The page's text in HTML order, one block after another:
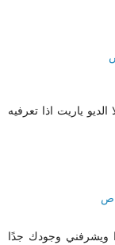
ياريت اذا تعرفيه
ويشرفني وجودك جدًا